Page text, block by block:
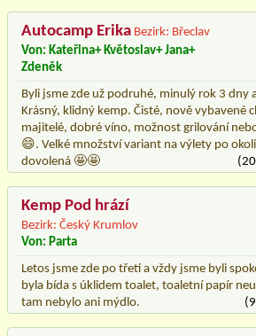
Autocamp Erika Bezirk: Břeclav
Von: Kateřina+ Květoslav+ Jana+
Zdeněk
Byli jsme zde už podruhé, minulý rok 3 dny
Krásný, klidný kemp. Čisté, nově vybavené
majitelé, dobré víno, možnost grilování
😄. Velké množství variant na výlety po
dovolená 🤩🤩
Kemp Pod hrází
Bezirk: Český Krumlov
Von: Parta
Letos jsme zde po třetí a vždy jsme byli
byla bída s úklidem toalet, toaletní papír
tam nebylo ani mýdlo.